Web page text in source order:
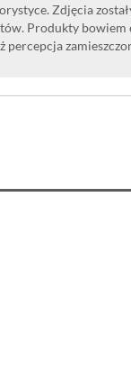
Zdjęcia
Produkty bowiem